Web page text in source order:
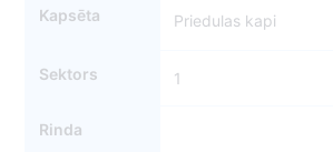
Kapsēta Priedulas kapi
Sektors 1
Rinda